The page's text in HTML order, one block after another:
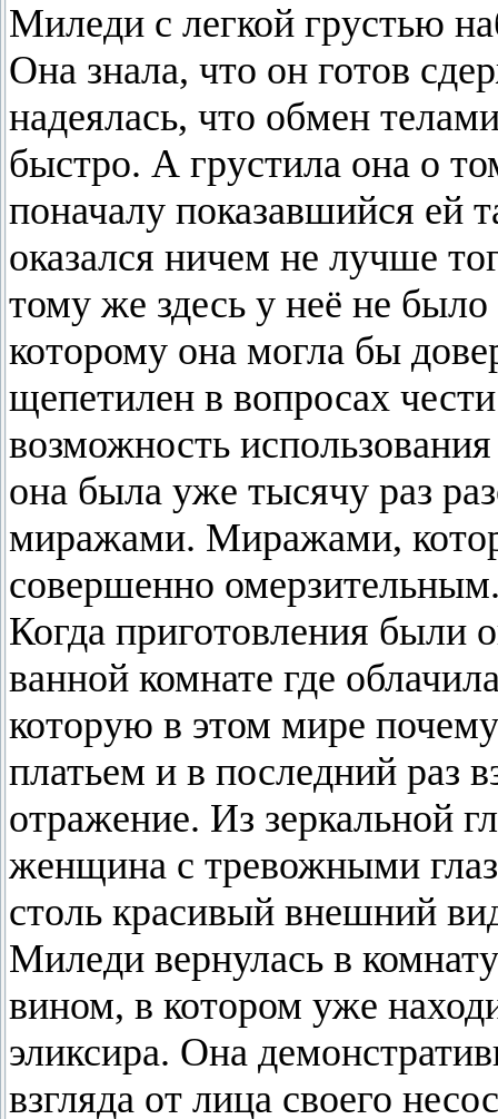
Миледи с легкой грустью
Она знала, что он готов
надеялась, что обмен
быстро. А грустила она о
поначалу показавшийся
оказался ничем не лучше
тому же здесь у неё не
которому она могла бы
щепетилен в вопросах
возможность
она была уже тысячу раз
миражами. Миражами,
совершенно
Когда приготовления были
ванной комнате где
которую в этом мире
платьем и в последний раз
отражение. Из зеркальной
женщина с тревожными
столь красивый внешний
Миледи вернулась в
вином, в котором уже
эликсира. Она
взгляда от лица своего